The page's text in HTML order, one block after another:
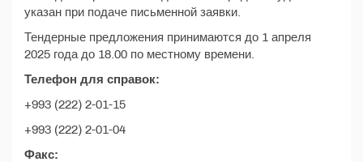
указан при подаче письменной заявки.
Тендерные предложения принимаются до 1 апреля
2025 года до 18.00 по местному времени.
Телефон для справок:
+993 (222) 2-01-15
+993 (222) 2-01-04
Факс: